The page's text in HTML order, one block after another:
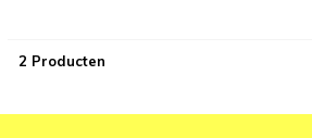
2 Producten